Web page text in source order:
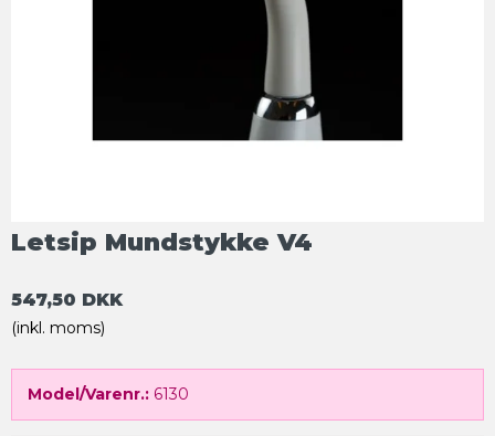
Letsip Mundstykke V4
547,50 DKK
(inkl. moms)
Model/Varenr.: 6130